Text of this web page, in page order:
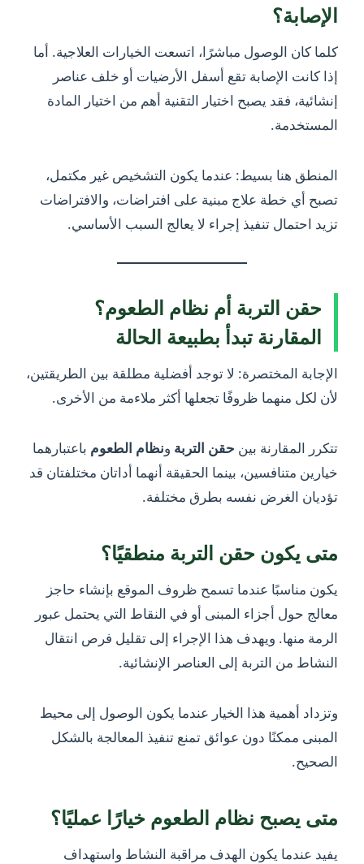
الإصابة؟
كلما كان الوصول مباشرًا، اتسعت الخيارات العلاجية. أما
إذا كانت الإصابة تقع أسفل الأرضيات أو خلف عناصر
إنشائية، فقد يصبح اختيار التقنية أهم من اختيار المادة
المستخدمة.
المنطق هنا بسيط: عندما يكون التشخيص غير مكتمل،
تصبح أي خطة علاج مبنية على افتراضات، والافتراضات
تزيد احتمال تنفيذ إجراء لا يعالج السبب الأساسي.
حقن التربة أم نظام الطعوم؟
المقارنة تبدأ بطبيعة الحالة
الإجابة المختصرة: لا توجد أفضلية مطلقة بين الطريقتين،
لأن لكل منهما ظروفًا تجعلها أكثر ملاءمة من الأخرى.
تتكرر المقارنة بين حقن التربة ونظام الطعوم باعتبارهما
خيارين متنافسين، بينما الحقيقة أنهما أداتان مختلفتان قد
تؤديان الغرض نفسه بطرق مختلفة.
متى يكون حقن التربة منطقيًا؟
يكون مناسبًا عندما تسمح ظروف الموقع بإنشاء حاجز
معالج حول أجزاء المبنى أو في النقاط التي يحتمل عبور
الرمة منها. ويهدف هذا الإجراء إلى تقليل فرص انتقال
النشاط من التربة إلى العناصر الإنشائية.
وتزداد أهمية هذا الخيار عندما يكون الوصول إلى محيط
المبنى ممكنًا دون عوائق تمنع تنفيذ المعالجة بالشكل
الصحيح.
متى يصبح نظام الطعوم خيارًا عمليًا؟
يفيد عندما يكون الهدف مراقبة النشاط واستهداف